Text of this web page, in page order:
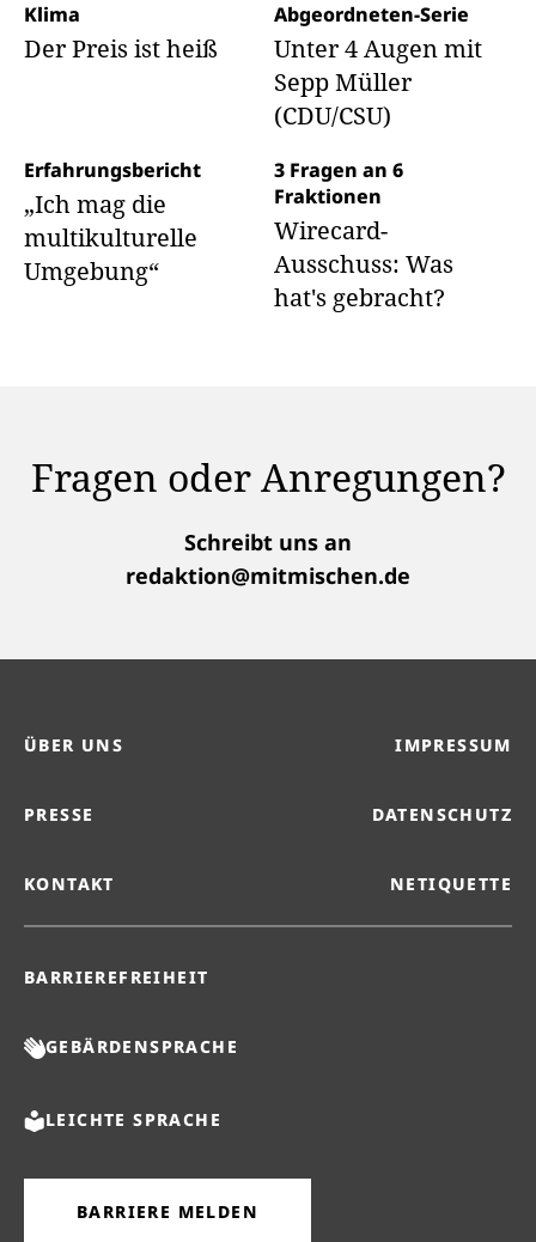
Klima
Der Preis ist heiß
Abgeordneten-Serie
Unter 4 Augen mit
Sepp Müller
(CDU/CSU)
Erfahrungsbericht
„Ich mag die
multikulturelle
Umgebung“
3 Fragen an 6
Fraktionen
Wirecard-
Ausschuss: Was
hat's gebracht?
Fragen oder Anregungen?
Schreibt uns an
redaktion@mitmischen.de
ÜBER UNS IMPRESSUM
PRESSE DATENSCHUTZ
KONTAKT NETIQUETTE
BARRIEREFREIHEIT
GEBÄRDENSPRACHE
LEICHTE SPRACHE
BARRIERE MELDEN